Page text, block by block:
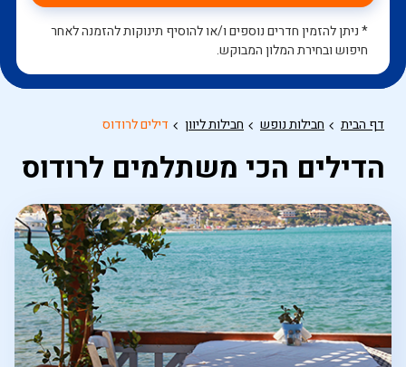
* ניתן להזמין חדרים נוספים ו/או להוסיף תינוקות להזמנה לאחר
חיפוש ובחירת המלון המבוקש.
דף הבית חבילות נופש חבילות ליוון דילים לרודוס
הדילים הכי משתלמים לרודוס